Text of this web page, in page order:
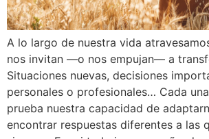
A lo largo de nuestra vida
nos invitan —o nos empujan— a
Situaciones nuevas, decisiones
personales o profesionales… Cada
prueba nuestra capacidad de
encontrar respuestas diferentes a las